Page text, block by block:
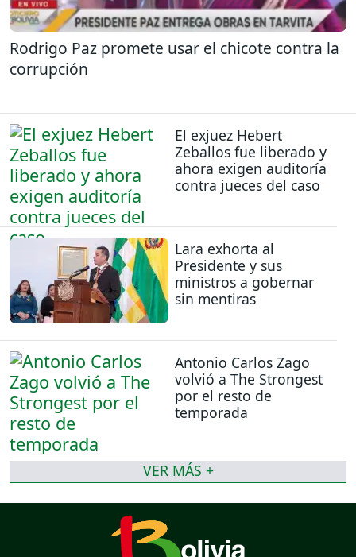
Rodrigo Paz promete usar el chicote contra la
corrupción
El exjuez Hebert
Zeballos fue liberado y
ahora exigen auditoría
contra jueces del caso
Lara exhorta al
Presidente y sus
ministros a gobernar
sin mentiras
Antonio Carlos Zago
volvió a The Strongest
por el resto de
temporada
VER MÁS +